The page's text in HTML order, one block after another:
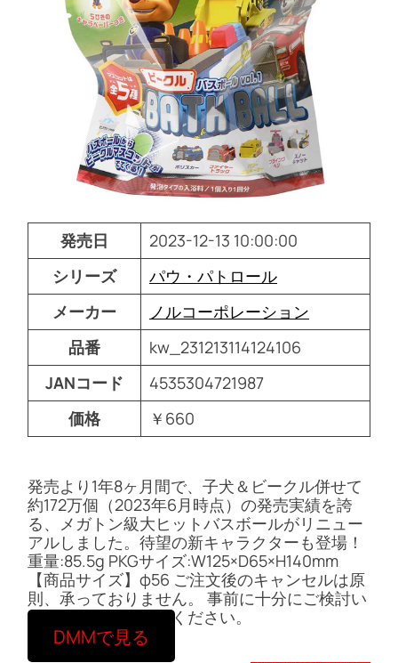
発売日
2023-12-13 10:00:00
シリーズ
パウ・パトロール
メーカー
ノルコーポレーション
品番
kw_231213114124106
JANコード
4535304721987
価格
￥660
発売より1年8ヶ月間で、子犬＆ビークル併せて
約172万個（2023年6月時点）の発売実績を誇
る、メガトン級大ヒットバスボールがリニュー
アルしました。待望の新キャラクターも登場！
重量:85.5g PKGサイズ:W125×D65×H140mm
【商品サイズ】φ56 ご注文後のキャンセルは原
則、承っておりません。 事前に十分にご検討い
ただいた上でご注文ください。
DMMで見る